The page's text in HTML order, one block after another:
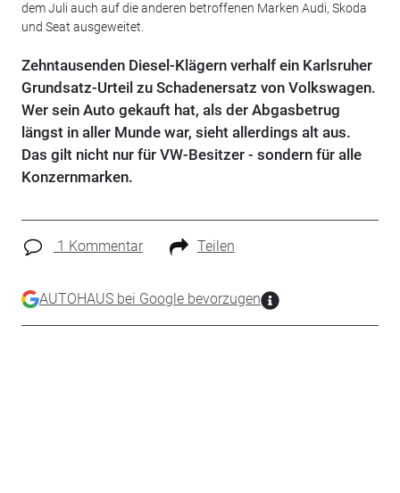
dem Juli auch auf die anderen betroffenen Marken Audi, Skoda
und Seat ausgeweitet.
Zehntausenden Diesel-Klägern verhalf ein Karlsruher
Grundsatz-Urteil zu Schadenersatz von Volkswagen.
Wer sein Auto gekauft hat, als der Abgasbetrug
längst in aller Munde war, sieht allerdings alt aus.
Das gilt nicht nur für VW-Besitzer - sondern für alle
Konzernmarken.
1 Kommentar Teilen
AUTOHAUS bei Google bevorzugen